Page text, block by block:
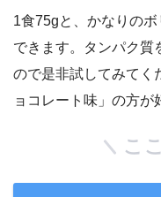
1食75gと、かなりの
できます。タンパク質
ので是非試してみてく
ョコレート味」の方が
こ